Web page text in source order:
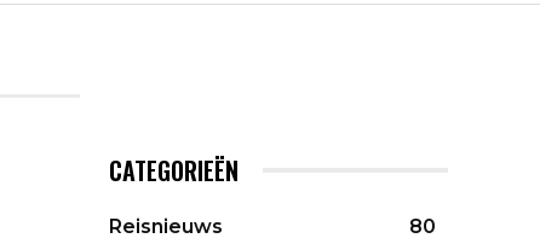
CATEGORIEËN
Reisnieuws
80